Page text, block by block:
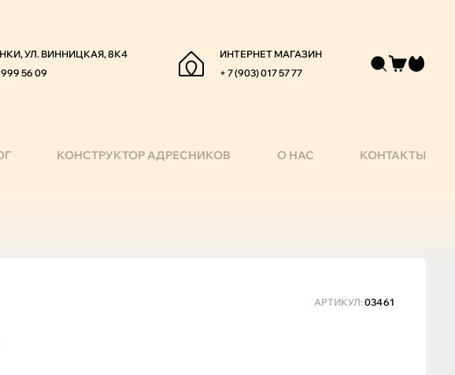
УЛ. ВИННИЦКАЯ, 8К4
56 09
ИНТЕРНЕТ МАГАЗИН
+ 7 (903) 017 57 77
КОНСТРУКТОР АДРЕСНИКОВ О НАС КОНТАКТЫ
АРТИКУЛ: 03461